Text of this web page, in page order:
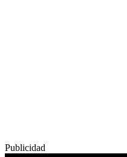
Publicidad